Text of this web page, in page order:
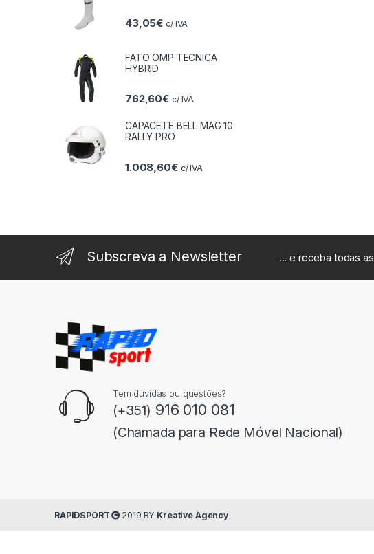
43,05€ c/ IVA
FATO OMP TECNICA
HYBRID
762,60€ c/ IVA
CAPACETE BELL MAG 10
RALLY PRO
1.008,60€ c/ IVA
Subscreva a Newsletter ... e receba todas as
Tem dúvidas ou questões?
(+351) 916 010 081
(Chamada para Rede Móvel Nacional)
RAPIDSPORT 2019 BY Kreative Agency